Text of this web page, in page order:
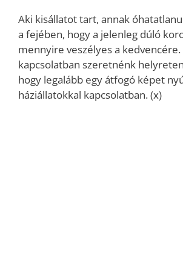
Aki kisállatot tart, annak
a fejében, hogy a jelenleg dúló
mennyire veszélyes a kedvencére.
kapcsolatban szeretnénk
hogy legalább egy átfogó képet
háziállatokkal kapcsolatban. (x)